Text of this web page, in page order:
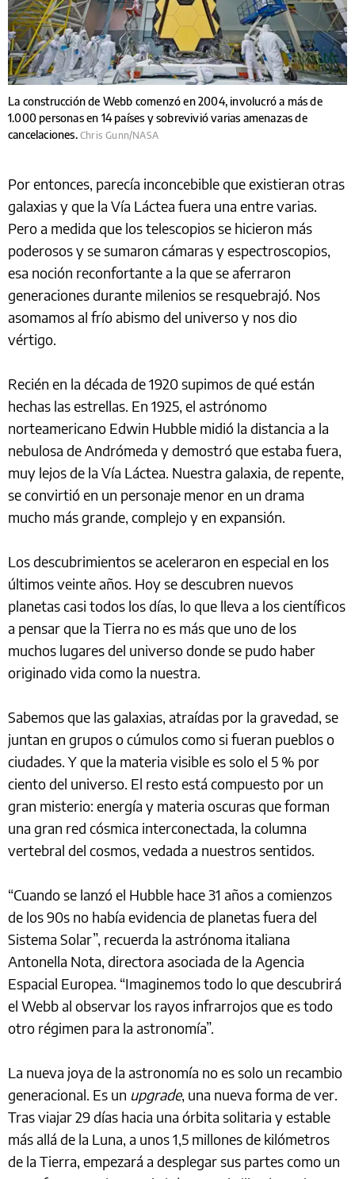
La construcción de Webb comenzó en 2004, involucró a más de
1.000 personas en 14 países y sobrevivió varias amenazas de
cancelaciones. Chris Gunn/NASA
Por entonces, parecía inconcebible que existieran otras
galaxias y que la Vía Láctea fuera una entre varias.
Pero a medida que los telescopios se hicieron más
poderosos y se sumaron cámaras y espectroscopios,
esa noción reconfortante a la que se aferraron
generaciones durante milenios se resquebrajó. Nos
asomamos al frío abismo del universo y nos dio
vértigo.
Recién en la década de 1920 supimos de qué están
hechas las estrellas. En 1925, el astrónomo
norteamericano Edwin Hubble midió la distancia a la
nebulosa de Andrómeda y demostró que estaba fuera,
muy lejos de la Vía Láctea. Nuestra galaxia, de repente,
se convirtió en un personaje menor en un drama
mucho más grande, complejo y en expansión.
Los descubrimientos se aceleraron en especial en los
últimos veinte años. Hoy se descubren nuevos
planetas casi todos los días, lo que lleva a los científicos
a pensar que la Tierra no es más que uno de los
muchos lugares del universo donde se pudo haber
originado vida como la nuestra.
Sabemos que las galaxias, atraídas por la gravedad, se
juntan en grupos o cúmulos como si fueran pueblos o
ciudades. Y que la materia visible es solo el 5 % por
ciento del universo. El resto está compuesto por un
gran misterio: energía y materia oscuras que forman
una gran red cósmica interconectada, la columna
vertebral del cosmos, vedada a nuestros sentidos.
“Cuando se lanzó el Hubble hace 31 años a comienzos
de los 90s no había evidencia de planetas fuera del
Sistema Solar”, recuerda la astrónoma italiana
Antonella Nota, directora asociada de la Agencia
Espacial Europea. “Imaginemos todo lo que descubrirá
el Webb al observar los rayos infrarrojos que es todo
otro régimen para la astronomía”.
La nueva joya de la astronomía no es solo un recambio
generacional. Es un upgrade, una nueva forma de ver.
Tras viajar 29 días hacia una órbita solitaria y estable
más allá de la Luna, a unos 1,5 millones de kilómetros
de la Tierra, empezará a desplegar sus partes como un